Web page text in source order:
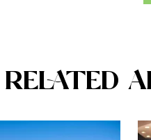
RELATED